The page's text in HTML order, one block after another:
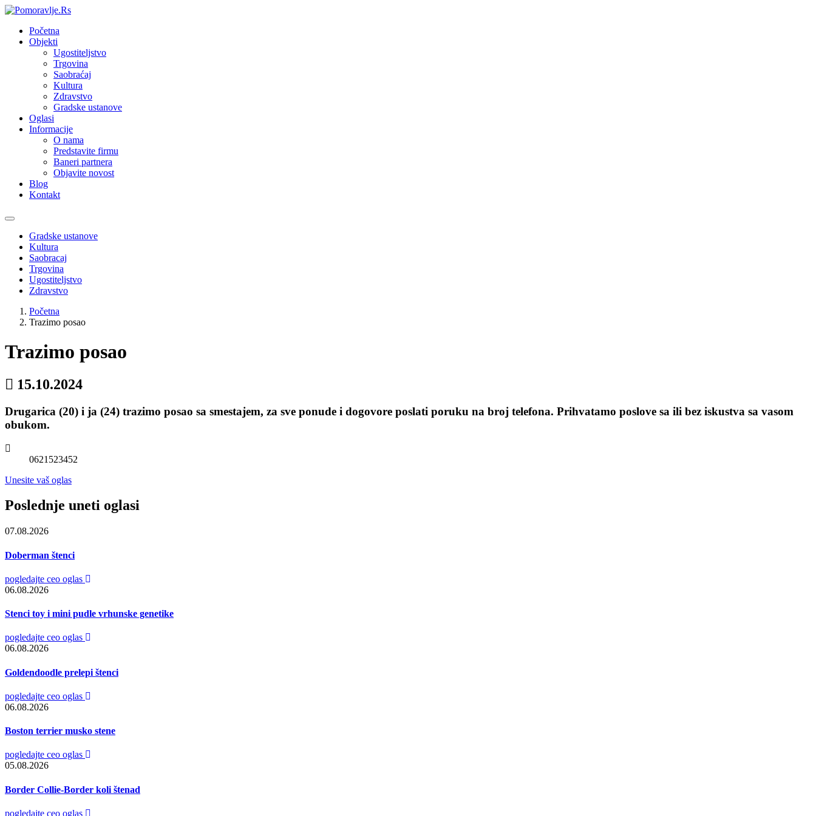
Početna
Objekti
Ugostiteljstvo
Trgovina
Saobraćaj
Kultura
Zdravstvo
Gradske ustanove
Oglasi
Informacije
O nama
Predstavite firmu
Baneri partnera
Objavite novost
Blog
Kontakt
Toggle
navigationGradske ustanove
Kultura
Saobracaj
Trgovina
Ugostiteljstvo
Zdravstvo
Početna
Trazimo posao
Trazimo posao
15.10.2024
Drugarica (20) i ja (24) trazimo posao sa smestajem, za sve ponude i dogovore poslati poruku na broj telefona. Prihvatamo poslove sa ili bez iskustva sa vasom
obukom.
0621523452
Unesite vaš oglas
Poslednje uneti oglasi
07.08.2026
Doberman štenci
pogledajte ceo oglas
06.08.2026
Stenci toy i mini pudle vrhunske genetike
pogledajte ceo oglas
06.08.2026
Goldendoodle prelepi štenci
pogledajte ceo oglas
06.08.2026
Boston terrier musko stene
pogledajte ceo oglas
05.08.2026
Border Collie-Border koli štenad
pogledajte ceo oglas